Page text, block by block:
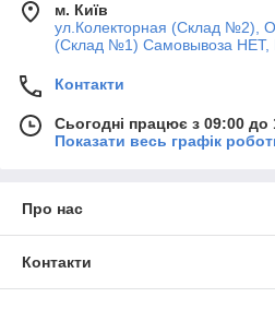
м. Київ
ул.Колекторная (Склад №2),
(Склад №1) Самовывоза НЕТ,
Контакти
Сьогодні працює з 09:00 до
Показати весь графік
Про нас
Контакти